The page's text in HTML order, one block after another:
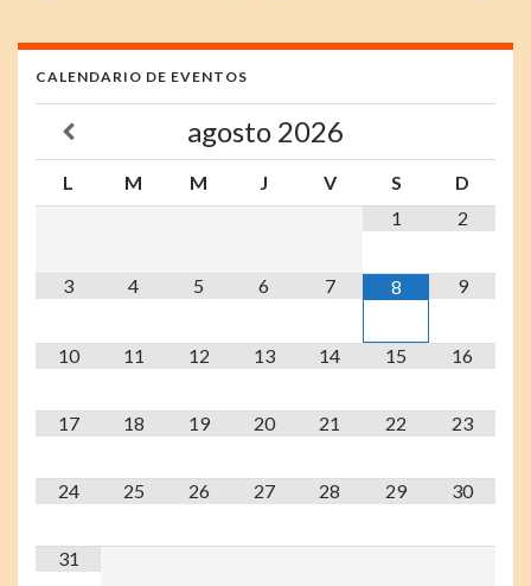
CALENDARIO DE EVENTOS
agosto 2026
L M M J V S
D
1
2
3 4 5 6 7 8 9
10 11 12 13 14 15 16
17 18 19 20 21 22 23
24 25 26 27 28 29 30
31